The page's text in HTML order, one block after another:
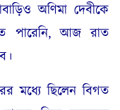
অণিমা দেবীকে
পারেনি, আজ রাত
ছিলেন বিগত